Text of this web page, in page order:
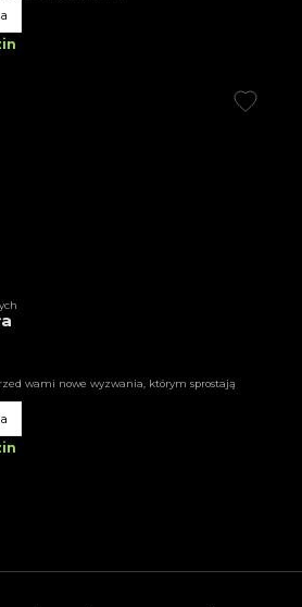
wami nowe wyzwania, którym sprostają